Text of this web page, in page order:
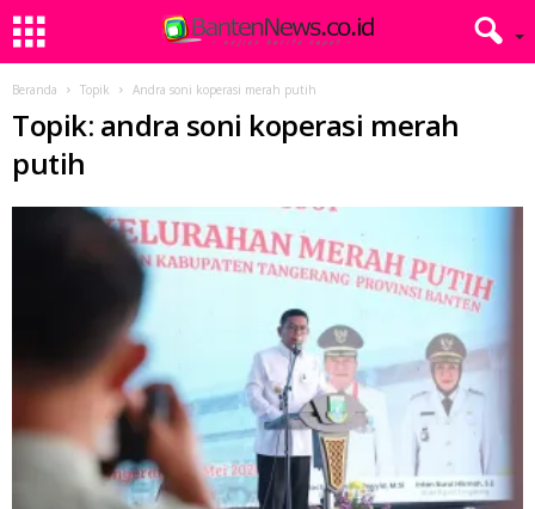
Beranda Topik Andra soni koperasi merah putih
Topik: andra soni koperasi merah
putih